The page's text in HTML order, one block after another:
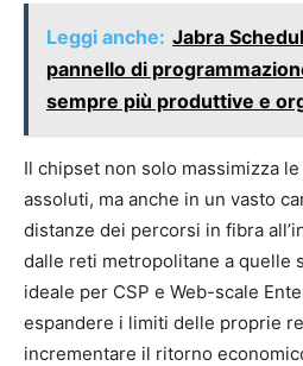
Leggi anche: Jabra
pannello di
sempre più produttive e
Il chipset non solo massimizza
assoluti, ma anche in un vasto
distanze dei percorsi in fibra
dalle reti metropolitane a quelle
ideale per CSP e Web-scale
espandere i limiti delle proprie
incrementare il ritorno